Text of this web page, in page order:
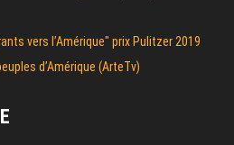
vers l’Amérique" prix Pulitzer 2019
d’Amérique (ArteTv)